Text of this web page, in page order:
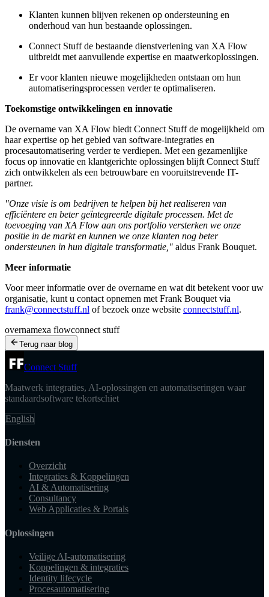
Klanten kunnen blijven rekenen op ondersteuning en
onderhoud van hun bestaande oplossingen.
Connect Stuff de bestaande dienstverlening van XA Flow
uitbreidt met aanvullende expertise en maatwerkoplossingen.
Er voor klanten nieuwe mogelijkheden ontstaan om hun
automatiseringsprocessen verder te optimaliseren.
Toekomstige ontwikkelingen en innovatie
De overname van XA Flow biedt Connect Stuff de mogelijkheid om
haar expertise op het gebied van software-integraties en
procesautomatisering verder te verdiepen. Met een gezamenlijke
focus op innovatie en klantgerichte oplossingen blijft Connect Stuff
zich ontwikkelen als een betrouwbare en vooruitstrevende IT-
partner.
"Onze visie is om bedrijven te helpen bij het realiseren van
efficiëntere en beter geïntegreerde digitale processen. Met de
toevoeging van XA Flow aan ons portfolio versterken we onze
positie in de markt en kunnen we onze klanten nog beter
ondersteunen in hun digitale transformatie," aldus Frank Bouquet.
Meer informatie
Voor meer informatie over de overname en wat dit betekent voor uw
organisatie, kunt u contact opnemen met Frank Bouquet via
frank@connectstuff.nl of bezoek onze website connectstuff.nl.
overnamexa flowconnect stuff
Terug naar blog
Connect Stuff
Maatwerk integraties, AI-oplossingen en automatiseringen waar
standaardsoftware tekortschiet
English
Diensten
Overzicht
Integraties & Koppelingen
AI & Automatisering
Consultancy
Web Applicaties & Portals
Oplossingen
Veilige AI-automatisering
Koppelingen & integraties
Identity lifecycle
Procesautomatisering